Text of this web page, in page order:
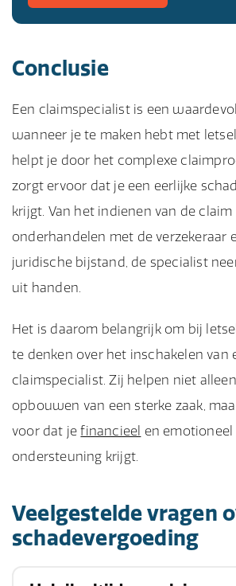
Conclusie
Een claimspecialist is een
wanneer je te maken hebt met
helpt je door het complexe
zorgt ervoor dat je een eerlijke
krijgt. Van het indienen van de
onderhandelen met de verzekeraar
juridische bijstand, de specialist
uit handen.
Het is daarom belangrijk om bij
te denken over het inschakelen van
claimspecialist. Zij helpen niet
opbouwen van een sterke zaak,
voor dat jefinancieel en
ondersteuning krijgt.
Veelgestelde vragen
schadevergoeding